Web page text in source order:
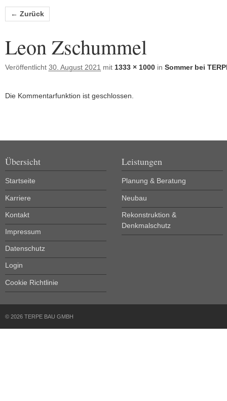
Bilder-Navigation
← Zurück
Leon Zschummel
Veröffentlicht 30. August 2021 mit 1333 × 1000 in Sommer bei
Die Kommentarfunktion ist geschlossen.
Übersicht
Startseite
Karriere
Kontakt
Impressum
Datenschutz
Login
Cookie Richtlinie
Leistungen
Planung & Beratung
Neubau
Rekonstruktion &
Denkmalschutz
© 2026 TERPE BAU GMBH